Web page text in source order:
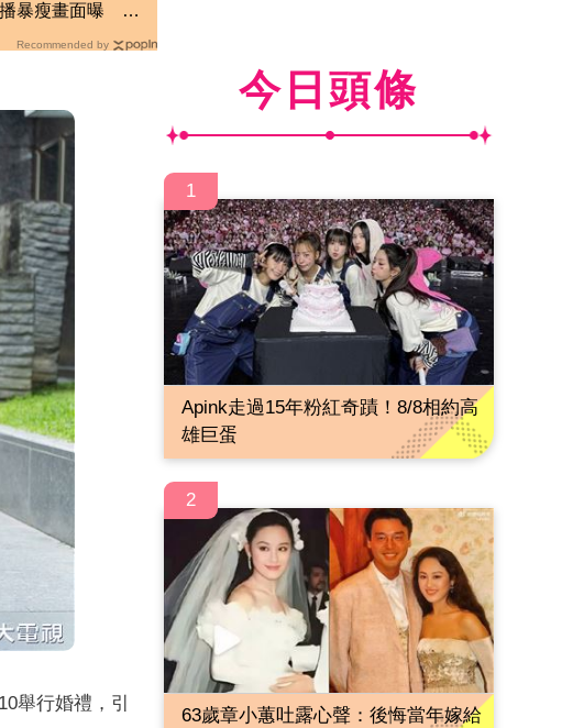
暴瘦畫面曝 網
Recommended by
舉行婚禮，引
今日頭條
1
Apink走過15年粉紅奇蹟！8/8相約高
雄巨蛋
2
63歲章小蕙吐露心聲：後悔當年嫁給